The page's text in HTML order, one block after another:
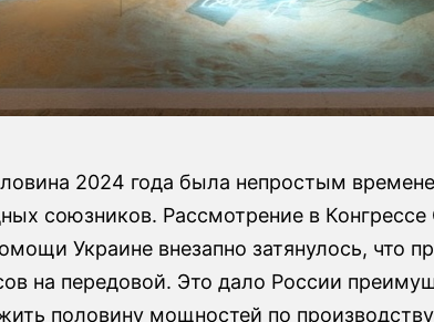
2024 года была непростым
союзников. Рассмотрение в
Украине внезапно затянулось, что
на передовой. Это дало России
половину мощностей по